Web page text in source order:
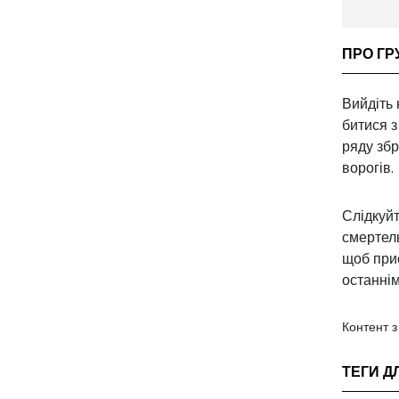
ПРО ГРУ
битися
ряду
ворогів.
щоб
Контент
ТЕГИ